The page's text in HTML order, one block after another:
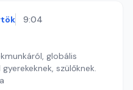
9:04
globális
szülőknek.